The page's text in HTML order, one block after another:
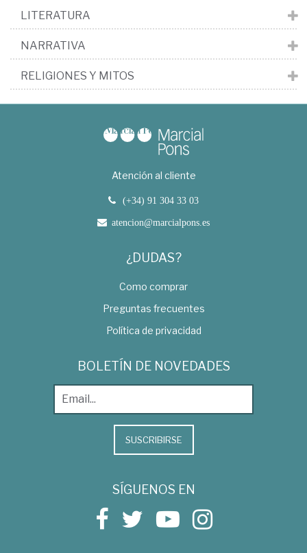
LITERATURA
NARRATIVA
RELIGIONES Y MITOS
Atención al cliente
(+34) 91 304 33 03
atencion@marcialpons.es
¿DUDAS?
Como comprar
Preguntas frecuentes
Política de privacidad
BOLETÍN DE NOVEDADES
SUSCRIBIRSE
SÍGUENOS EN